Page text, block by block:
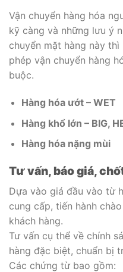
Vận chuyển hàng hóa
kỹ càng và những lưu ý
chuyển mặt hàng này
phép vận chuyển hàng
buộc.
Hàng hóa ướt – WET
Hàng khổ lớn – BIG,
Hàng hóa nặng mùi
Tư vấn, báo giá,
Dựa vào giá đầu vào từ
cung cấp, tiến hành
khách hàng.
Tư vấn cụ thể về chính
hàng đặc biệt, chuẩn bị
Các chứng từ bao gồm: